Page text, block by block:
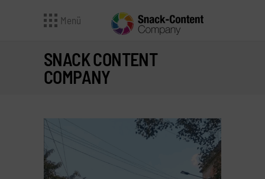
Menü
SNACK CONTENT
COMPANY